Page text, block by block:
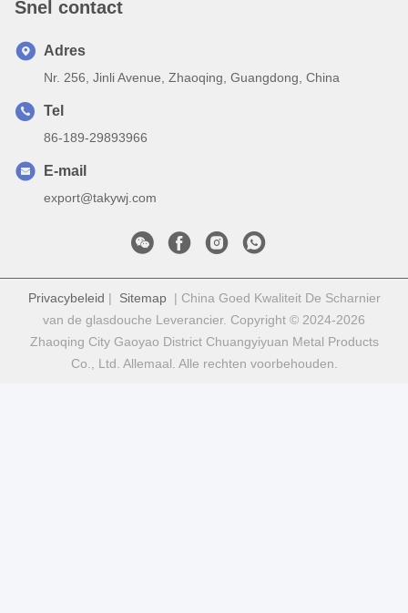
Snel contact
Adres
Nr. 256, Jinli Avenue, Zhaoqing, Guangdong, China
Tel
86-189-29893966
E-mail
export@takywj.com
Privacybeleid | Sitemap| China Goed Kwaliteit De Scharnier
van de glasdouche Leverancier. Copyright © 2024-2026
Zhaoqing City Gaoyao District Chuangyiyuan Metal Products
Co., Ltd. Allemaal. Alle rechten voorbehouden.